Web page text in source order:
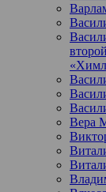
Вера